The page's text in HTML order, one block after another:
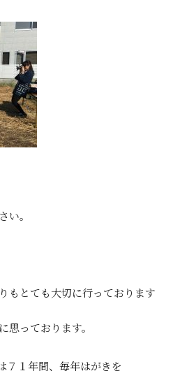
い。
もとても大切に行っております
思っております。
７１年間、毎年はがきを